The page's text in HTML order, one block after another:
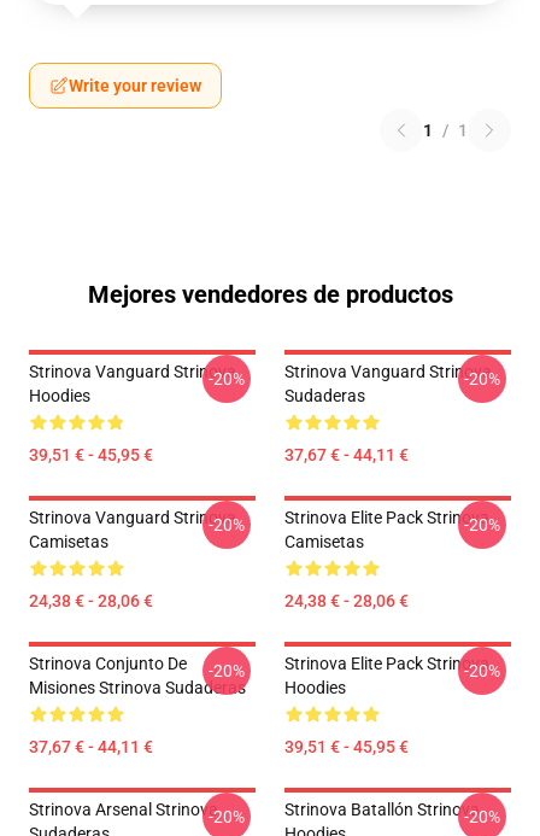
Write your review
1 / 1
Mejores vendedores de productos
Strinova Vanguard Strinova
Hoodies
39,51 € - 45,95 €
-20%
Strinova Vanguard Strinova
Sudaderas
37,67 € - 44,11 €
-20%
Strinova Vanguard Strinova
Camisetas
24,38 € - 28,06 €
-20%
Strinova Elite Pack Strinova
Camisetas
24,38 € - 28,06 €
-20%
Strinova Conjunto De
Misiones Strinova Sudaderas
37,67 € - 44,11 €
-20%
Strinova Elite Pack Strinova
Hoodies
39,51 € - 45,95 €
-20%
Strinova Arsenal Strinova-20%
Strinova Batallón Strinova-20%